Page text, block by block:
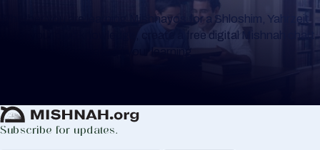
Whether you are learning Mishnayos for a Shloshim, Yahrzeit
or for your own knowledge, create a free digital Mishnah chart
to help you keep track of your learning.
Subscribe for updates.